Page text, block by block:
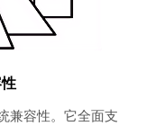
兼容性。它全面支